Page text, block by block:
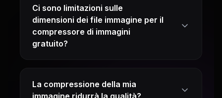
Ci sono limitazioni sulle
dimensioni dei file immagine per il
compressore di immagini
gratuito?
La compressione della mia
immagine ridurrà la qualità?